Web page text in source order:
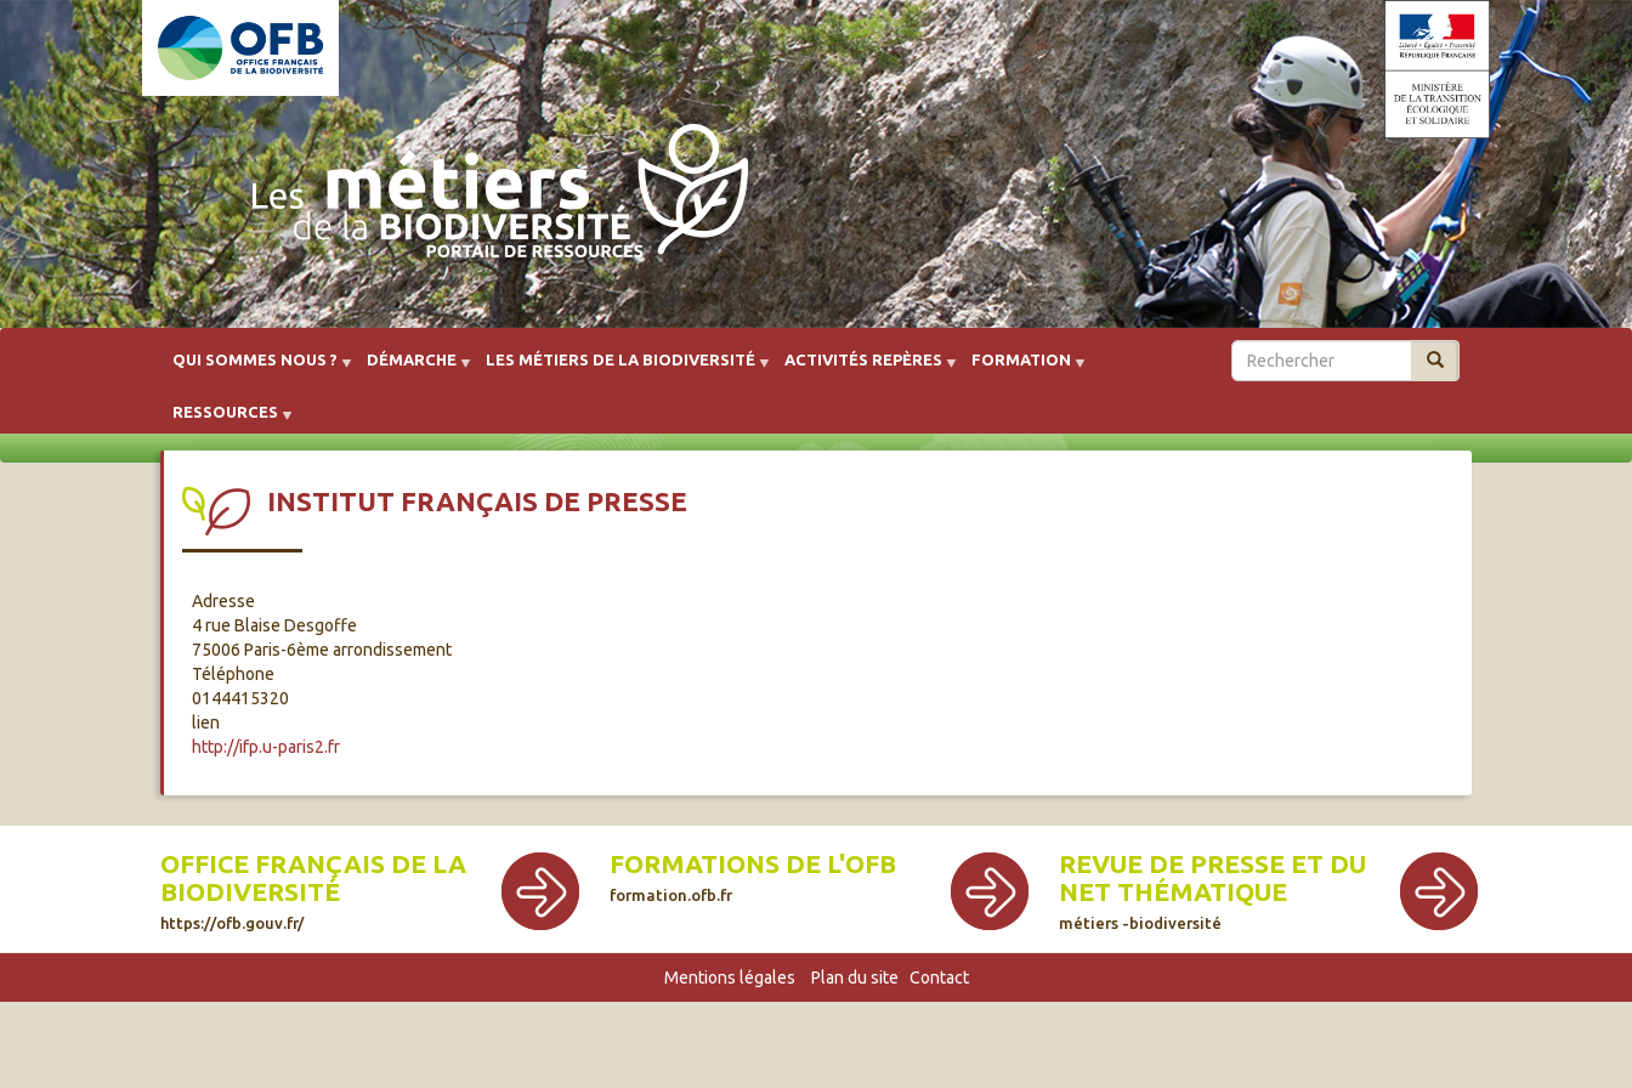
Aller au contenu principal
QUI SOMMES NOUS ? DÉMARCHE LES MÉTIERS DE LA BIODIVERSITÉ ACTIVITÉS REPÈRES FORMATION
RESSOURCES
Rechercher
INSTITUT FRANÇAIS DE PRESSE
Adresse
4 rue Blaise Desgoffe
75006 Paris-6ème arrondissement
Téléphone
0144415320
lien
http://ifp.u-paris2.fr
OFFICE FRANÇAIS DE LA
BIODIVERSITÉ
https://ofb.gouv.fr/
FORMATIONS DE L'OFB
formation.ofb.fr
REVUE DE PRESSE ET DU
NET THÉMATIQUE
métiers -biodiversité
Mentions légales Plan du site Contact